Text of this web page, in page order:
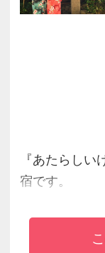
『あたらし
宿です。
全９室のラン
れた季節の草
間接照明でほ